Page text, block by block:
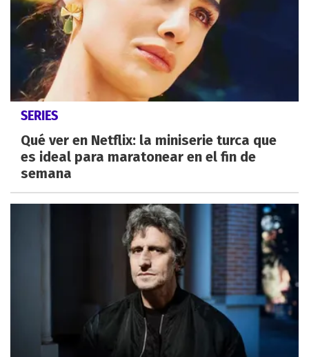
SERIES
Qué ver en Netflix: la miniserie turca que
es ideal para maratonear en el fin de
semana